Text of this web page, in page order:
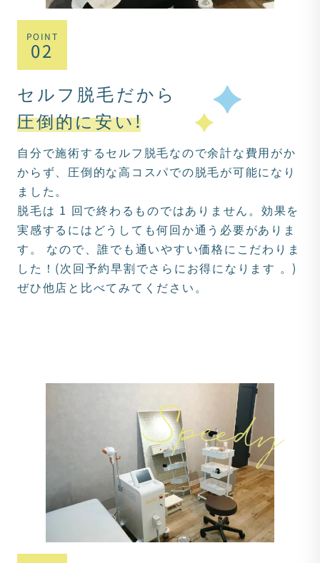
POINT
02
セルフ脱毛だから
圧倒的に安い!
自分で施術するセルフ脱毛なので余計な費用がか
からず、圧倒的な高コスパでの脱毛が可能になり
ました。
脱毛は 1 回で終わるものではありません。効果を
実感するにはどうしても何回か通う必要がありま
す。 なので、誰でも通いやすい価格にこだわりま
した！(次回予約早割でさらにお得になります 。)
ぜひ他店と比べてみてください。